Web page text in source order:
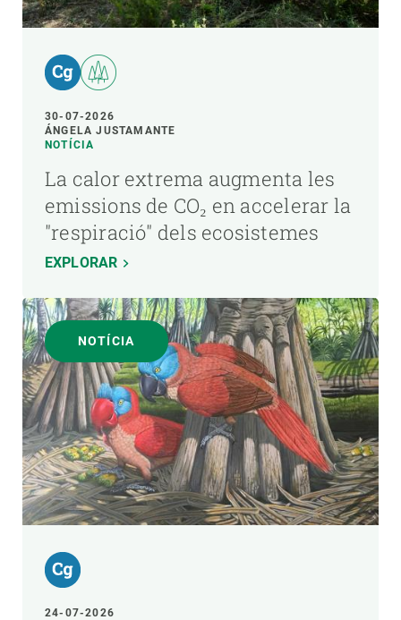
30-07-2026
ÁNGELA JUSTAMANTE
NOTÍCIA
La calor extrema augmenta les
emissions de CO₂ en accelerar la
"respiració" dels ecosistemes
EXPLORAR
NOTÍCIA
24-07-2026